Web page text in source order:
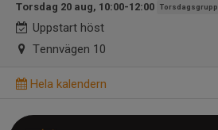
Torsdag 20 aug, 10:00-12:00
Uppstart höst
Tennvägen 10
Hela kalendern